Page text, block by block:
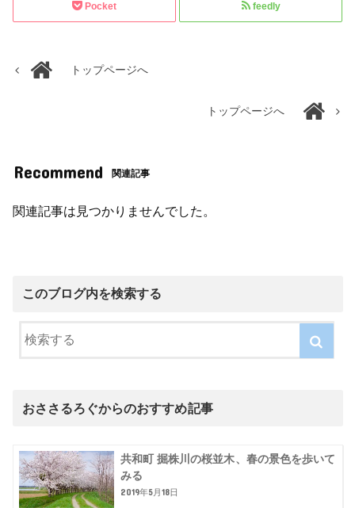
Pocket feedly
トップページへ
トップページへ
Recommend 関連記事
関連記事は見つかりませんでした。
このブログ内を検索する
おささるろぐからのおすすめ記事
共和町 掘株川の桜並木、春の景色を歩いて
みる
2019年5月18日